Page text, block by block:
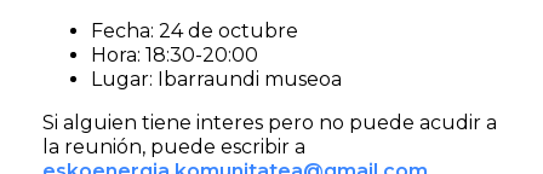
Fecha: 24 de octubre
Hora: 18:30-20:00
Lugar: Ibarraundi museoa
Si alguien tiene interes pero no puede acudir a
la reunión, puede escribir a